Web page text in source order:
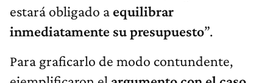
estará obligado a equilibrar
inmediatamente su presupuesto”.
Para graficarlo de modo contundente,